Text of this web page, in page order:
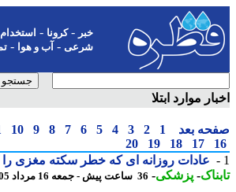
-کرونا-استخدام-
شرعی-آب و هوا-تماس
موارد ابتلا
بعد 1
2
3
4
5
6
7
8
9
10
11
17
18
19
20
عادات روزانه ای که خطر سکته مغزی را
-پزشکی-36 ساعت پیش - جمعه 16 مرداد 1405، 04:05